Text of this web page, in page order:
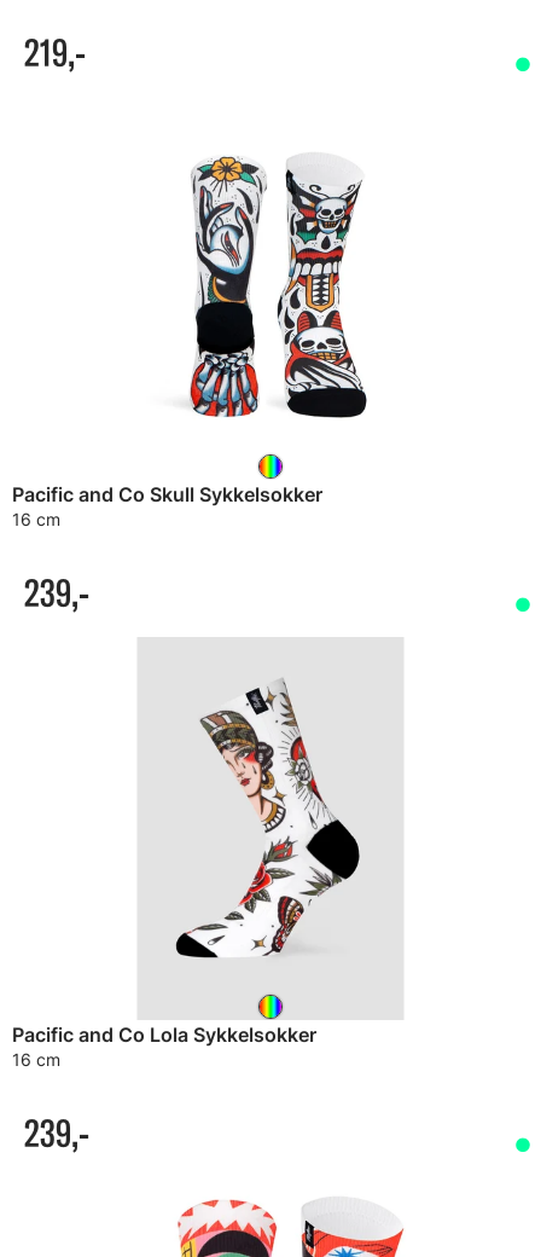
219,-
Pacific and Co Skull Sykkelsokker
16 cm
239,-
Pacific and Co Lola Sykkelsokker
16 cm
239,-